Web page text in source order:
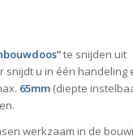
te snijden uit
snijdt u in één handeling
65mm (diepte
werkzaam in de